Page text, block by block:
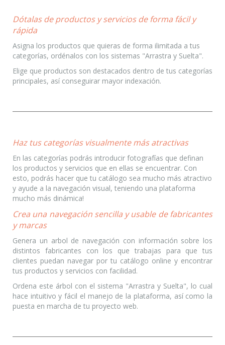
Dótalas de productos y servicios de forma fácil y
rápida
Asigna los productos que quieras de forma ilimitada a tus
categorías, ordénalos con los sistemas "Arrastra y Suelta".
Elige que productos son destacados dentro de tus categorías
principales, así conseguirar mayor indexación.
Haz tus categorías visualmente más atractivas
En las categorías podrás introducir fotografías que definan
los productos y servicios que en ellas se encuentrar. Con
esto, podrás hacer que tu catálogo sea mucho más atractivo
y ayude a la navegación visual, teniendo una plataforma
mucho más dinámica!
Crea una navegación sencilla y usable de fabricantes
y marcas
Genera un arbol de navegación con información sobre los
distintos fabricantes con los que trabajas para que tus
clientes puedan navegar por tu catálogo online y encontrar
tus productos y servicios con facilidad.
Ordena este árbol con el sistema "Arrastra y Suelta", lo cual
hace intuitivo y fácil el manejo de la plataforma, así como la
puesta en marcha de tu proyecto web.